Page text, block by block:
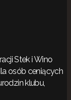
Stek i Wino
osób ceniących
klubu,